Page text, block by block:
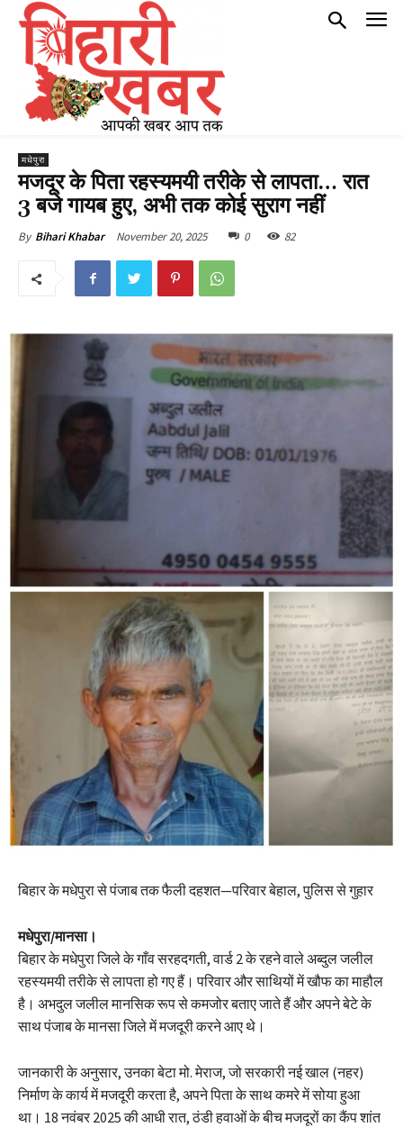
मधेपुरा
मजदूर के पिता रहस्यमयी तरीके से लापता… रात
3 बजे गायब हुए, अभी तक कोई सुराग नहीं
By Bihari Khabar November 20, 2025 0 82
बिहार के मधेपुरा से पंजाब तक फैली दहशत—परिवार बेहाल, पुलिस से गुहार
मधेपुरा/मानसा।
बिहार के मधेपुरा जिले के गाँव सरहदगती, वार्ड 2 के रहने वाले अब्दुल जलील
रहस्यमयी तरीके से लापता हो गए हैं। परिवार और साथियों में खौफ का माहौल
है। अभदुल जलील मानसिक रूप से कमजोर बताए जाते हैं और अपने बेटे के
साथ पंजाब के मानसा जिले में मजदूरी करने आए थे।
जानकारी के अनुसार, उनका बेटा मो. मेराज, जो सरकारी नई खाल (नहर)
निर्माण के कार्य में मजदूरी करता है, अपने पिता के साथ कमरे में सोया हुआ
था। 18 नवंबर 2025 की आधी रात, ठंडी हवाओं के बीच मजदूरों का कैंप शांत